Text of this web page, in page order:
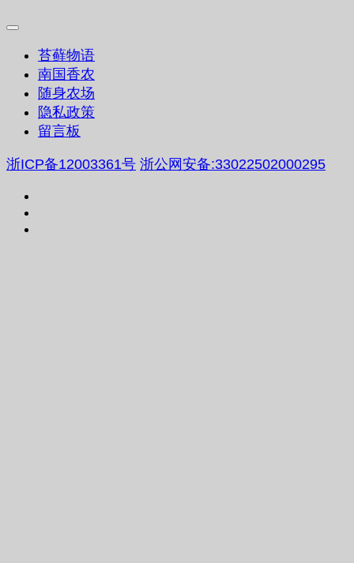
苔藓物语
南国香农
随身农场
隐私政策
留言板
浙ICP备12003361号 浙公网安备:33022502000295